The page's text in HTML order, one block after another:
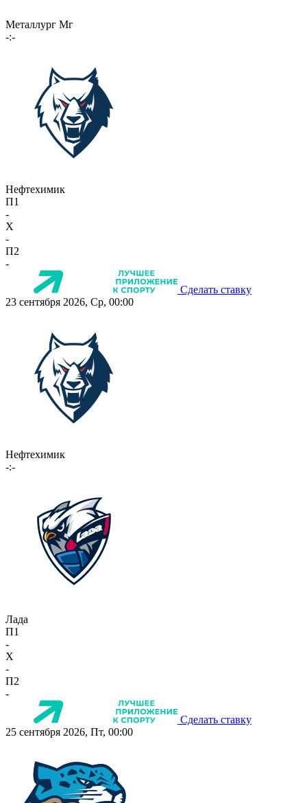
Металлург Мг
-:-
Нефтехимик
П1
-
X
-
П2
-
Сделать ставку
23 сентября 2026, Ср, 00:00
Нефтехимик
-:-
Лада
П1
-
X
-
П2
-
Сделать ставку
25 сентября 2026, Пт, 00:00